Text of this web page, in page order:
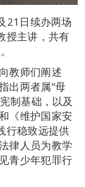
21日续办两场
授主讲，共有
教师们阐述
出两者属“母
制基础，以及
《维护国家安
行稳致远提供
律人员为教学
青少年犯罪行